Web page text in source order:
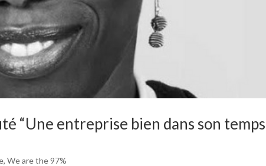
“Une entreprise bien dans son
,We are the 97%